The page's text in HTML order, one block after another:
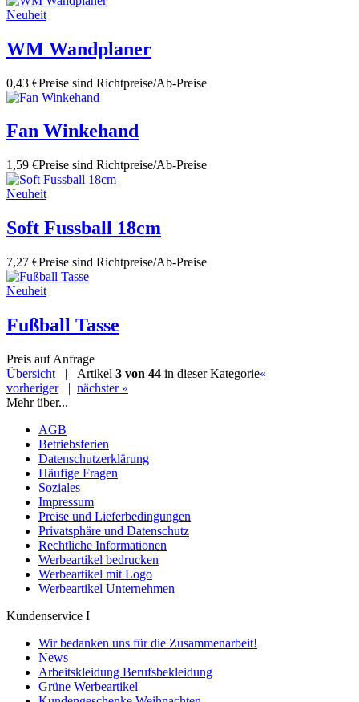
Neuheit
WM Wandplaner
0,43 €Preise sind Richtpreise/Ab-Preise
Fan Winkehand
1,59 €Preise sind Richtpreise/Ab-Preise
Neuheit
Soft Fussball 18cm
7,27 €Preise sind Richtpreise/Ab-Preise
Neuheit
Fußball Tasse
Preis auf Anfrage
Übersicht | Artikel 3 von 44 in dieser Kategorie«
vorheriger| nächster »
Mehr über...
AGB
Betriebsferien
Datenschutzerklärung
Häufige Fragen
Soziales
Impressum
Preise und Lieferbedingungen
Privatsphäre und Datenschutz
Rechtliche Informationen
Werbeartikel bedrucken
Werbeartikel mit Logo
Werbeartikel Unternehmen
Kundenservice I
Wir bedanken uns für die Zusammenarbeit!
News
Arbeitskleidung Berufsbekleidung
Grüne Werbeartikel